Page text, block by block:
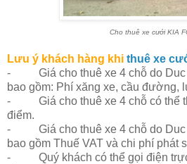
Cho thuê xe cưới KIA
Lưu ý khách hàng khi thuê xe
- Giá cho thuê xe 4 chỗ do Duc
bao gồm: Phí xăng xe, cầu đường,
- Giá cho thuê xe 4 chỗ có thể
điểm.
- Giá cho thuê xe 4 chỗ do Duc
bao gồm Thuế VAT và chi phí phát
- Quý khách có thể gọi điện trực